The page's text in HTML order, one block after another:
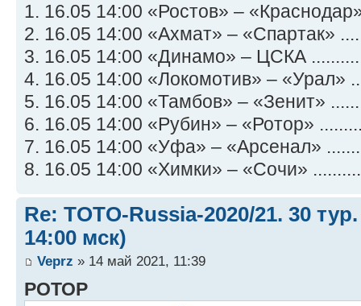
1. 16.05 14:00 «Ростов» –
2. 16.05 14:00 «Ахмат» – «Спартак»
3. 16.05 14:00 «Динамо» – ЦСКА
4. 16.05 14:00 «Локомотив» – «Урал»
5. 16.05 14:00 «Тамбов» – «Зенит»
6. 16.05 14:00 «Рубин» – «Ротор»
7. 16.05 14:00 «Уфа» – «Арсенал»
8. 16.05 14:00 «Химки» – «Сочи»
Re: TOTO-Russia-2020/21. 30
14:00 мск)
Veprz » 14 май 2021, 11:39
РОТОР